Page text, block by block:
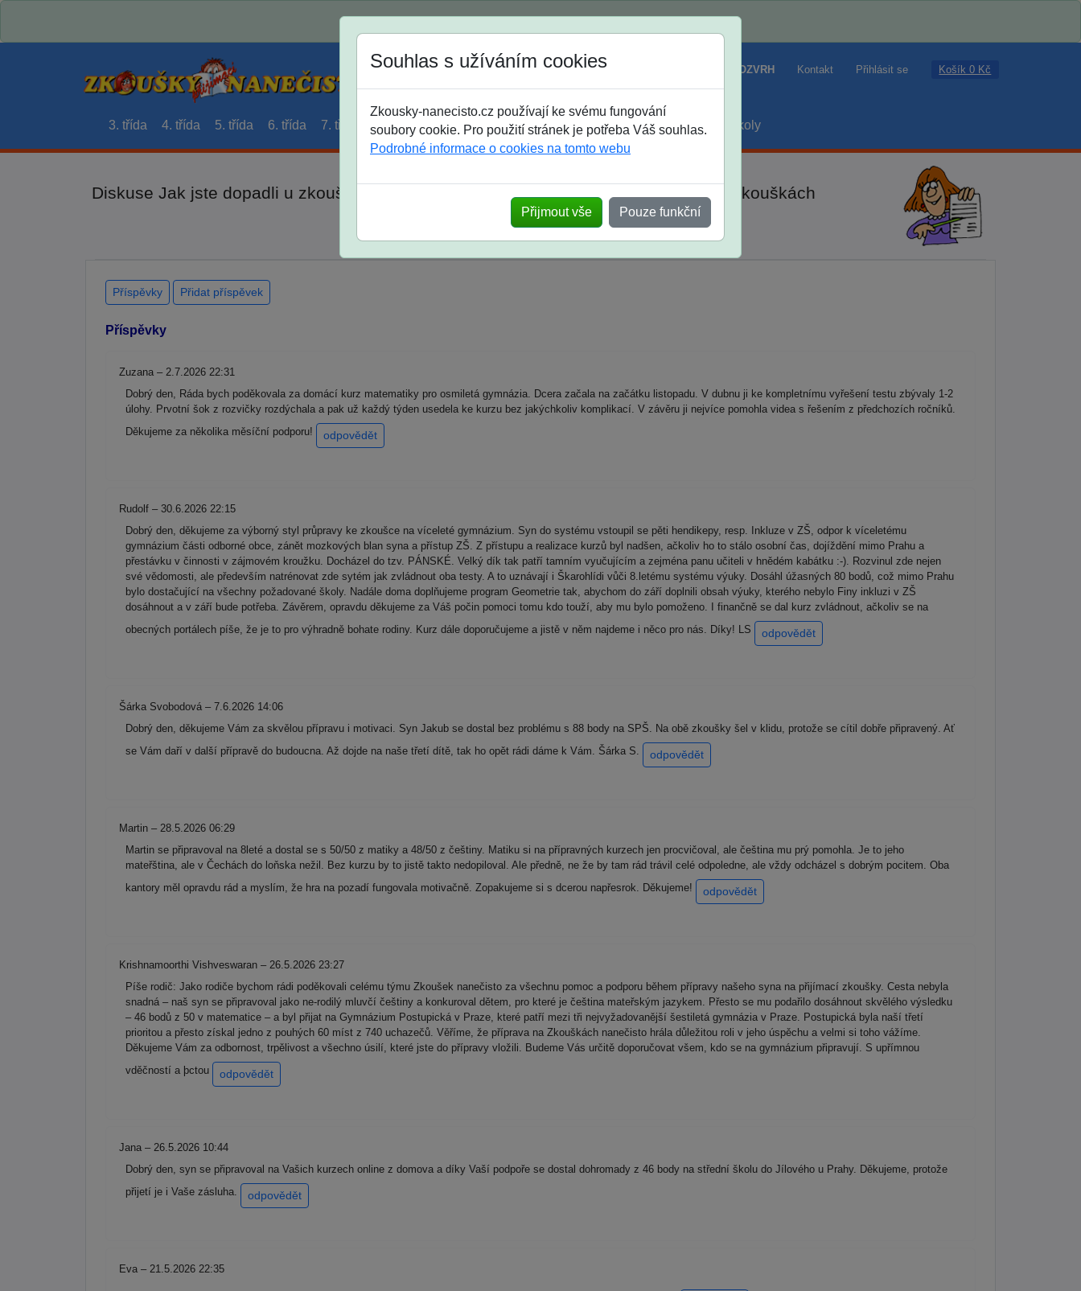
Jak si vybrat ROZVRH Kontakt Přihlásit se Košík 0 Kč
3. třída 4. třída 5. třída 6. třída 7. třída 8. třída 9. třída střední maturanti soutěže prázdniny školy
Diskuse Jak jste dopadli u zkoušek na SŠ? Vaše ohlasy po skutečných přijímacích zkouškách
Souhlas s užíváním cookies
Zkousky-nanecisto.cz používají ke svému fungování
soubory cookie. Pro použití stránek je potřeba Váš souhlas.
Podrobné informace o cookies na tomto webu
Přijmout vše Pouze funkční
Příspěvky Přidat příspěvek
Příspěvky
Zuzana – 2.7.2026 22:31
Dobrý den, Ráda bych poděkovala za domácí kurz matematiky pro osmiletá gymnázia. Dcera začala na začátku listopadu. V dubnu ji ke kompletnímu vyřešení testu zbývaly 1-2
úlohy. Prvotní šok z rozvičky rozdýchala a pak už každý týden usedela ke kurzu bez jakýchkoliv komplikací. V závěru ji nejvíce pomohla videa s řešením z předchozích ročníků.
Děkujeme za několika měsíční podporu!
odpovědět
Rudolf – 30.6.2026 22:15
Dobrý den, děkujeme za výborný styl průpravy ke zkoušce na víceleté gymnázium. Syn do systému vstoupil se pěti hendikepy, resp. Inkluze v ZŠ, odpor k víceletému
gymnázium části odborné obce, zánět mozkových blan syna a přístup ZŠ. Z přístupu a realizace kurzů byl nadšen, ačkoliv ho to stálo osobní čas, dojíždění mimo Prahu a
přestávku v činnosti v zájmovém kroužku. Docházel do tzv. PÁNSKÉ. Velký dík tak patří tamním vyučujícím a zejména panu učiteli v hnědém kabátku :-). Rozvinul zde nejen
své vědomosti, ale především natrénovat zde sytém jak zvládnout oba testy. A to uznávají i Škarohlídi vůči 8.letému systému výuky. Dosáhl úžasných 80 bodů, což mimo Prahu
bylo dostačující na všechny požadované školy. Nadále doma doplňujeme program Geometrie tak, abychom do září doplnili obsah výuky, kterého nebylo Finy inkluzi v ZŠ
dosáhnout a v září bude potřeba. Závěrem, opravdu děkujeme za Váš počin pomoci tomu kdo touží, aby mu bylo pomoženo. I finančně se dal kurz zvládnout, ačkoliv se na
obecných portálech píše, že je to pro výhradně bohate rodiny. Kurz dále doporučujeme a jistě v něm najdeme i něco pro nás. Díky! LS
odpovědět
Šárka Svobodová – 7.6.2026 14:06
Dobrý den, děkujeme Vám za skvělou přípravu i motivaci. Syn Jakub se dostal bez problému s 88 body na SPŠ. Na obě zkoušky šel v klidu, protože se cítil dobře připravený. Ať
se Vám daří v další přípravě do budoucna. Až dojde na naše třetí dítě, tak ho opět rádi dáme k Vám. Šárka S.
odpovědět
Martin – 28.5.2026 06:29
Martin se připravoval na 8leté a dostal se s 50/50 z matiky a 48/50 z češtiny. Matiku si na přípravných kurzech jen procvičoval, ale čeština mu prý pomohla. Je to jeho
mateřština, ale v Čechách do loňska nežil. Bez kurzu by to jistě takto nedopiloval. Ale předně, ne že by tam rád trávil celé odpoledne, ale vždy odcházel s dobrým pocitem. Oba
kantory měl opravdu rád a myslím, že hra na pozadí fungovala motivačně. Zopakujeme si s dcerou napřesrok. Děkujeme!
odpovědět
Krishnamoorthi Vishveswaran – 26.5.2026 23:27
Píše rodič: Jako rodiče bychom rádi poděkovali celému týmu Zkoušek nanečisto za všechnu pomoc a podporu během přípravy našeho syna na přijímací zkoušky. Cesta nebyla
snadná – naš syn se připravoval jako ne-rodilý mluvčí češtiny a konkuroval dětem, pro které je čeština mateřským jazykem. Přesto se mu podařilo dosáhnout skvělého výsledku
– 46 bodů z 50 v matematice – a byl přijat na Gymnázium Postupická v Praze, které patří mezi tři nejvyžadovanější šestiletá gymnázia v Praze. Postupická byla naší třetí
prioritou a přesto získal jedno z pouhých 60 míst z 740 uchazečů. Věříme, že příprava na Zkouškách nanečisto hrála důležitou roli v jeho úspěchu a velmi si toho vážíme.
Děkujeme Vám za odbornost, trpělivost a všechno úsilí, které jste do přípravy vložili. Budeme Vás určitě doporučovat všem, kdo se na gymnázium připravují. S upřímnou
vděčností a þctou
odpovědět
Jana – 26.5.2026 10:44
Dobrý den, syn se připravoval na Vašich kurzech online z domova a díky Vaší podpoře se dostal dohromady z 46 body na střední školu do Jílového u Prahy. Děkujeme, protože
přijetí je i Vaše zásluha.
odpovědět
Eva – 21.5.2026 22:35